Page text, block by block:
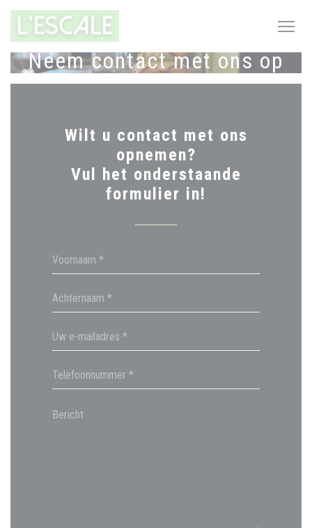
Cookies beheer paneel
Neem contact met ons op
Wilt u contact met ons
opnemen?
Vul het onderstaande
formulier in!